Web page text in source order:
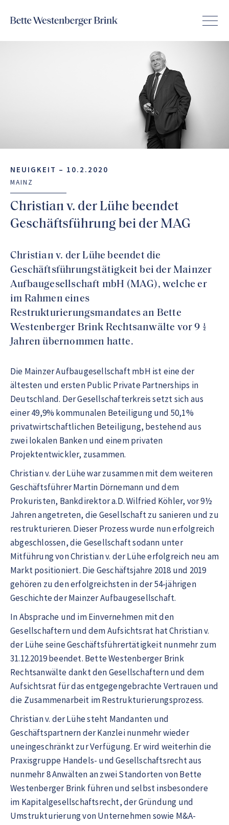
NEUIGKEIT – 10.2.2020
MAINZ
Christian v. der Lühe beendet
Geschäftsführung bei der MAG
Christian v. der Lühe beendet die
Geschäftsführungstätigkeit bei der Mainzer
Aufbaugesellschaft mbH (MAG), welche er
im Rahmen eines
Restrukturierungsmandates an Bette
Westenberger Brink Rechtsanwälte vor 9 ½
Jahren übernommen hatte.
Die Mainzer Aufbaugesellschaft mbH ist eine der
ältesten und ersten Public Private Partnerships in
Deutschland. Der Gesellschafterkreis setzt sich aus
einer 49,9% kommunalen Beteiligung und 50,1%
privatwirtschaftlichen Beteiligung, bestehend aus
zwei lokalen Banken und einem privaten
Projektentwickler, zusammen.
Christian v. der Lühe war zusammen mit dem weiteren
Geschäftsführer Martin Dörnemann und dem
Prokuristen, Bankdirektor a.D. Wilfried Köhler, vor 9½
Jahren angetreten, die Gesellschaft zu sanieren und zu
restrukturieren. Dieser Prozess wurde nun erfolgreich
abgeschlossen, die Gesellschaft sodann unter
Mitführung von Christian v. der Lühe erfolgreich neu am
Markt positioniert. Die Geschäftsjahre 2018 und 2019
gehören zu den erfolgreichsten in der 54-jährigen
Geschichte der Mainzer Aufbaugesellschaft.
In Absprache und im Einvernehmen mit den
Gesellschaftern und dem Aufsichtsrat hat Christian v.
der Lühe seine Geschäftsführertätigkeit nunmehr zum
31.12.2019 beendet. Bette Westenberger Brink
Rechtsanwälte dankt den Gesellschaftern und dem
Aufsichtsrat für das entgegengebrachte Vertrauen und
die Zusammenarbeit im Restrukturierungsprozess.
Christian v. der Lühe steht Mandanten und
Geschäftspartnern der Kanzlei nunmehr wieder
uneingeschränkt zur Verfügung. Er wird weiterhin die
Praxisgruppe Handels- und Gesellschaftsrecht aus
nunmehr 8 Anwälten an zwei Standorten von Bette
Westenberger Brink führen und selbst insbesondere
im Kapitalgesellschaftsrecht, der Gründung und
Umstrukturierung von Unternehmen sowie M&A-